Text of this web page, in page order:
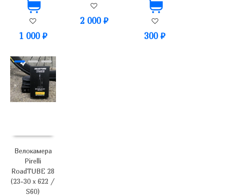
1 000 ₽
2 000 ₽
300₽
Велокамера
Pirelli
RoadTUBE 28
(23-30 x 622 /
S60)